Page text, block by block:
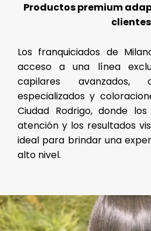
Productos premium
clientes
Los franquiciados de
acceso a una línea
capilares avanzados,
especializados y
Ciudad Rodrigo, donde
atención y los resultados
ideal para brindar una
alto nivel.